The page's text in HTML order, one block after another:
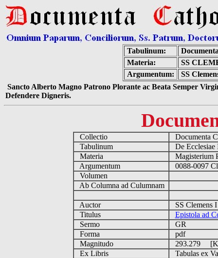
Tabulinum:
Materia:
SS
Argumentum:
SS
Sancto Alberto Magno Patrono Plorante ac Beata Semper
Defendere Digneris.
Collectio
Documenta
Tabulinum
De
Materia
Magisterium
Argumentum
0088-0097
Volumen
Ab Columna ad Culumnam
Auctor
SS Clemens
Titulus
Epistola ad
Sermo
GR
Forma
pdf
Magnitudo
293.279
Ex Libris
Tabulas ex